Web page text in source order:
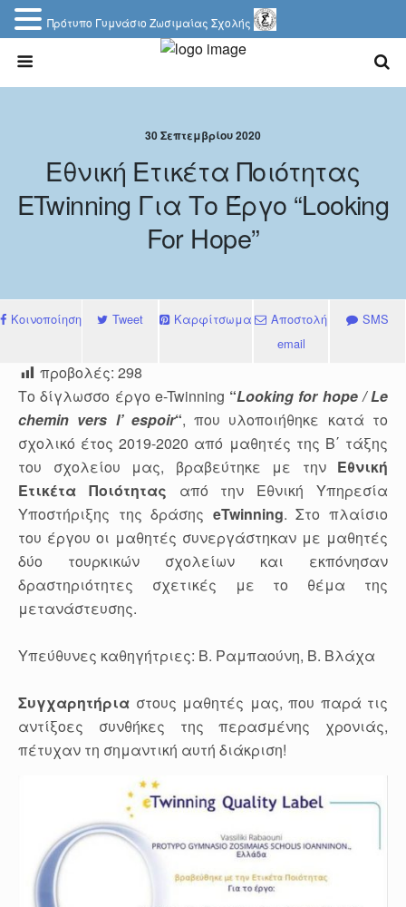
30 Σεπτεμβρίου 2020
Εθνική Ετικέτα Ποιότητας
ETwinning Για Το Έργο “Looking
For Hope”
Κοινοποίηση Tweet Καρφίτσωμα
Αποστολή
email
SMS
προβολές: 298
Το δίγλωσσο έργο e-Twinning “Looking for hope / Le
chemin vers l’ espoir“,που υλοποιήθηκε κατά το
σχολικό έτος 2019-2020 από μαθητές της Β΄ τάξης
του σχολείου μας, βραβεύτηκε με την Εθνική
Ετικέτα Ποιότητας από την Εθνική Υπηρεσία
Υποστήριξης της δράσης eTwinning. Στο πλαίσιο
του έργου οι μαθητές συνεργάστηκαν με μαθητές
δύο τουρκικών σχολείων και εκπόνησαν
δραστηριότητες σχετικές με το θέμα της
μετανάστευσης.
Υπεύθυνες καθηγήτριες: Β. Ραμπαούνη, Β. Βλάχα
Συγχαρητήρια στους μαθητές μας, που παρά τις
αντίξοες συνθήκες της περασμένης χρονιάς,
πέτυχαν τη σημαντική αυτή διάκριση!
Πρότυπο Γυμνάσιο Ζωσιμαίας Σχολής